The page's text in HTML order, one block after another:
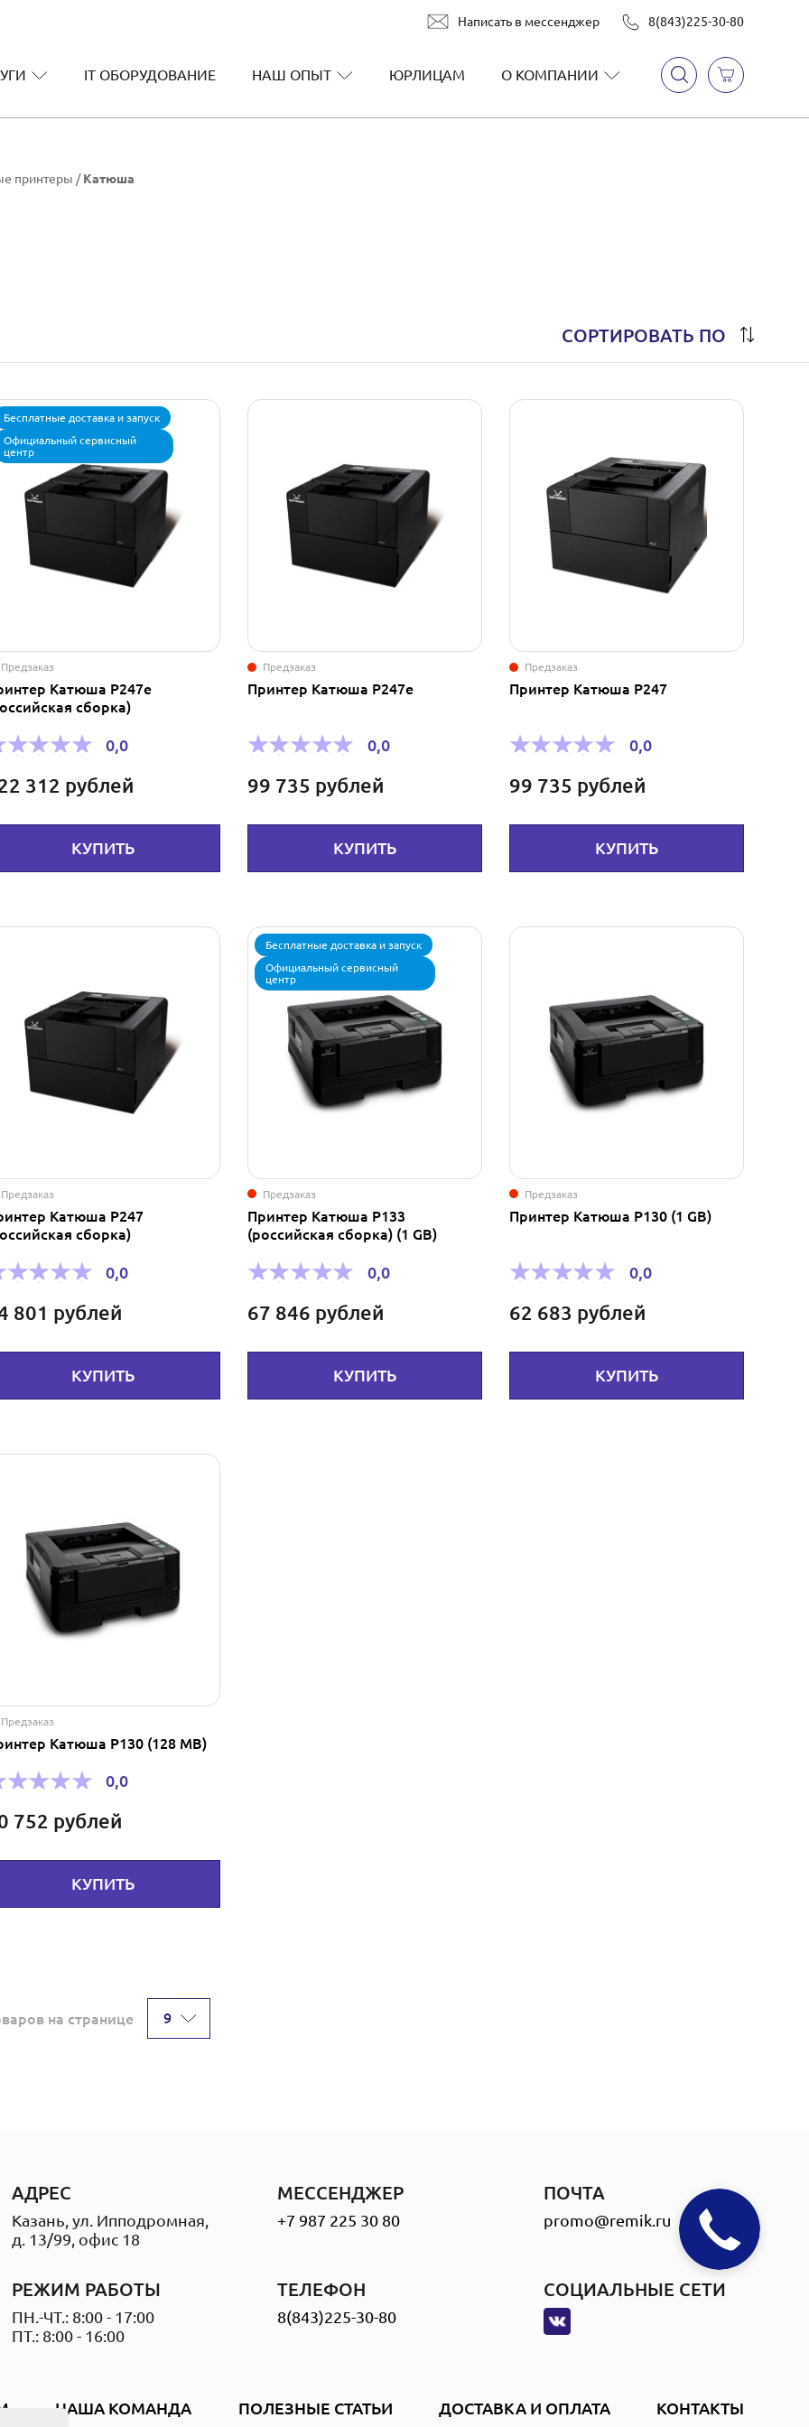
Написать в мессенджер 8(843)225-30-80
IT ОБОРУДОВАНИЕ НАШ ОПЫТ ЮРЛИЦАМ О КОМПАНИИ
принтеры /Катюша
СОРТИРОВАТЬ ПО
Бесплатные доставка и запуск
Официальный сервисный
центр
Катюша P247e
сборка)
Предзаказ
0,0
312 рублей
КУПИТЬ
Принтер Катюша P247e
Предзаказ
0,0
99 735 рублей
КУПИТЬ
Принтер Катюша P247
Предзаказ
0,0
99 735 рублей
КУПИТЬ
Катюша P247
сборка)
Предзаказ
0,0
801 рублей
КУПИТЬ
Бесплатные доставка и запуск
Официальный сервисный
центр
Принтер Катюша Р133
(pоссийская сборка) (1 GB)
Предзаказ
0,0
67 846 рублей
КУПИТЬ
Принтер Катюша Р130 (1 GB)
Предзаказ
0,0
62 683 рублей
КУПИТЬ
Катюша Р130 (128 MB)
Предзаказ
0,0
752 рублей
КУПИТЬ
на странице 9
АДРЕС
Казань, ул. Ипподромная,
д. 13/99, офис 18
МЕССЕНДЖЕР
+7 987 225 30 80
ПОЧТА
promo@remik.ru
РЕЖИМ РАБОТЫ
ПН.-ЧТ.: 8:00 - 17:00
ПТ.: 8:00 - 16:00
ТЕЛЕФОН
8(843)225-30-80
СОЦИАЛЬНЫЕ СЕТИ
НАША КОМАНДА ПОЛЕЗНЫЕ СТАТЬИ ДОСТАВКА И ОПЛАТА КОНТАКТЫ